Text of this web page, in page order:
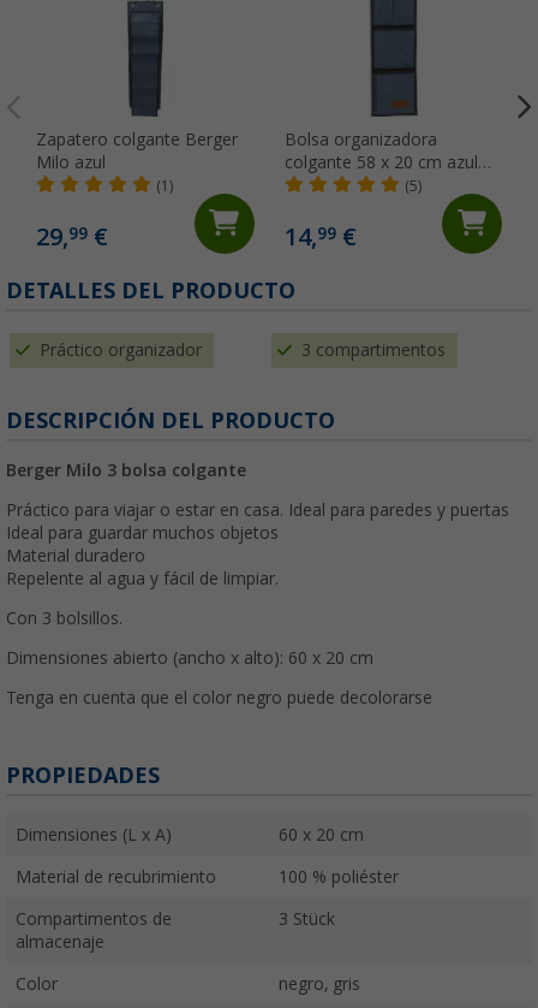
Zapatero colgante Berger
Milo azul
(1)
29,99 €
Bolsa organizadora
colgante 58 x 20 cm azul
Milo Basic Berger
(5)
14,99€
DETALLES DEL PRODUCTO
Práctico organizador 3 compartimentos
DESCRIPCIÓN DEL PRODUCTO
Berger Milo 3 bolsa colgante
Práctico para viajar o estar en casa. Ideal para paredes y puertas
Ideal para guardar muchos objetos
Material duradero
Repelente al agua y fácil de limpiar.
Con 3 bolsillos.
Dimensiones abierto (ancho x alto): 60 x 20 cm
Tenga en cuenta que el color negro puede decolorarse
PROPIEDADES
Dimensiones (L x A) 60 x 20 cm
Material de recubrimiento 100 % poliéster
Compartimentos de
almacenaje
3 Stück
Color negro, gris